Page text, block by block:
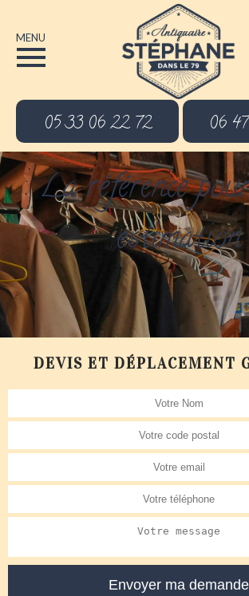
MENU
05 33 06 22 72 06
La référence
estimation
DEVIS ET DÉPLACEMENT